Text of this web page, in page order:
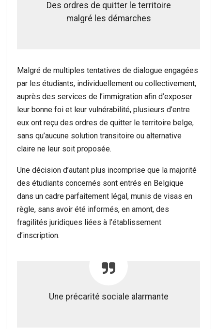
Des ordres de quitter le territoire
malgré les démarches
Malgré de multiples tentatives de dialogue engagées
par les étudiants, individuellement ou collectivement,
auprès des services de l’immigration afin d’exposer
leur bonne foi et leur vulnérabilité, plusieurs d’entre
eux ont reçu des ordres de quitter le territoire belge,
sans qu’aucune solution transitoire ou alternative
claire ne leur soit proposée.
Une décision d’autant plus incomprise que la majorité
des étudiants concernés sont entrés en Belgique
dans un cadre parfaitement légal, munis de visas en
règle, sans avoir été informés, en amont, des
fragilités juridiques liées à l’établissement
d’inscription.
Une précarité sociale alarmante